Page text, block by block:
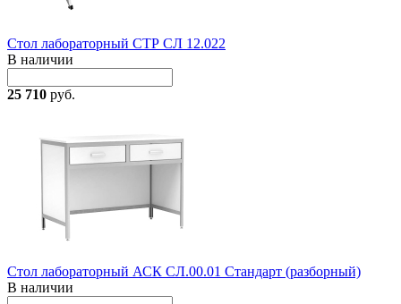
Стол лабораторный СТР СЛ 12.022
В наличии
25 710 руб.
Стол лабораторный АСК СЛ.00.01 Стандарт (разборный)
В наличии